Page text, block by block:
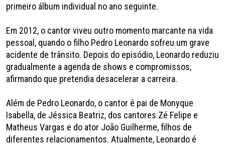
primeiro álbum individual no ano seguinte.
Em 2012, o cantor viveu outro momento marcante na vida
pessoal, quando o filho Pedro Leonardo sofreu um grave
acidente de trânsito. Depois do episódio, Leonardo reduziu
gradualmente a agenda de shows e compromissos,
afirmando que pretendia desacelerar a carreira.
Além de Pedro Leonardo, o cantor é pai de Monyque
Isabella, de Jéssica Beatriz, dos cantores Zé Felipe e
Matheus Vargas e do ator João Guilherme, filhos de
diferentes relacionamentos. Atualmente, Leonardo é